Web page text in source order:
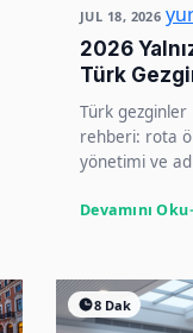
JUL 18, 2026
2026
Türk
Türk gezginler
rehberi: rota
yönetimi ve
Devamını Oku
8 Dak